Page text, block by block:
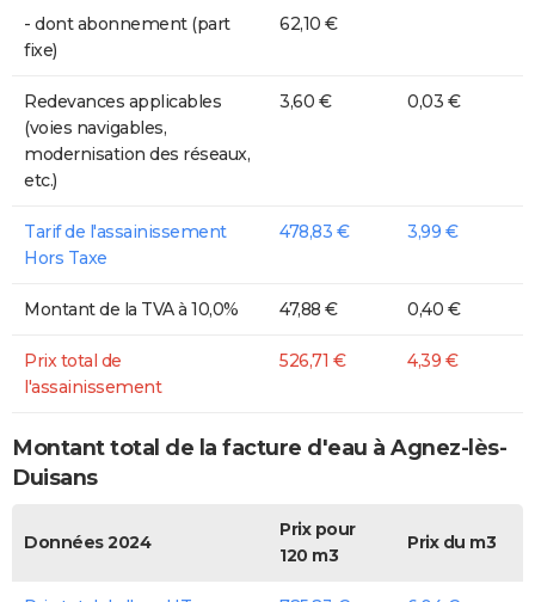
- dont abonnement (part
fixe)
62,10 €
Redevances applicables
(voies navigables,
modernisation des réseaux,
etc.)
3,60 € 0,03 €
Tarif de l'assainissement
Hors Taxe
478,83 € 3,99 €
Montant de la TVA à 10,0% 47,88 € 0,40 €
Prix total de
l'assainissement
526,71 € 4,39 €
Montant total de la facture d'eau à Agnez-lès-
Duisans
Données 2024
Prix pour
120 m3
Prix du m3